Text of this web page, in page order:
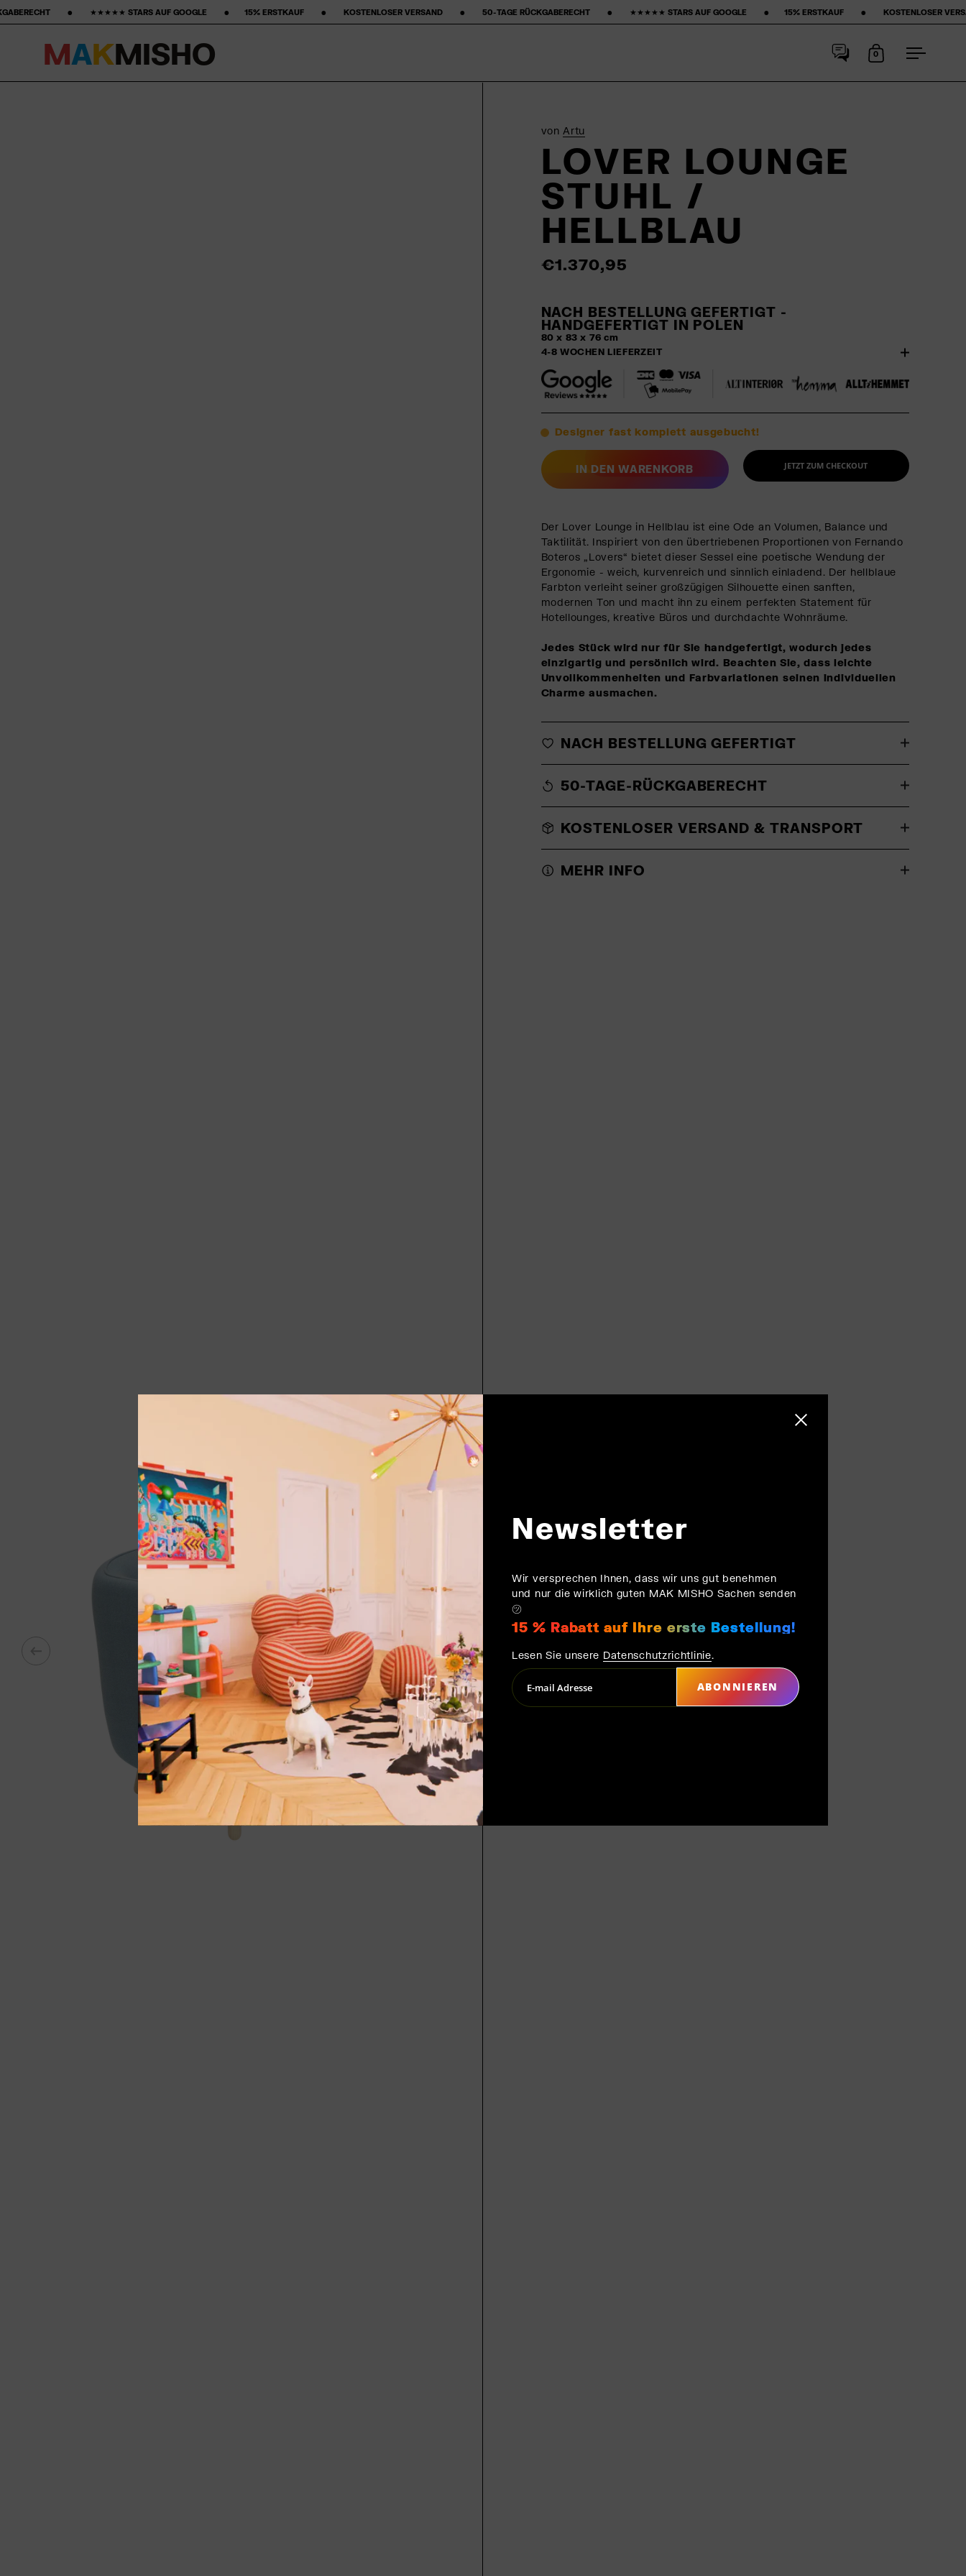
STARS AUF GOOGLE ‎ ‎ ‎ ‎ ‎ ‎ ‎ •‎ 15% ERSTKAUF‎ ‎ ‎ ‎ ‎ ‎ ‎ ‎ •‎ ‎ ‎ ‎ ‎ ‎ ‎ ‎ KOSTENLOSER VERSAND ‎ ‎ ‎ ‎ ‎ ‎ ‎ •‎ ‎ ‎ ‎ ‎ ‎ ‎ ‎ 50-TAGE RÜCKGABERECHT ‎ ‎ ‎ ‎ ‎ ‎ ‎ •‎ ‎ ‎ ‎ ‎ ‎ ‎ ‎ ★★★★★ STARS AUF GOOGLE ‎ ‎ ‎ ‎ ‎ ‎ ‎ •‎ ‎ ‎ ‎ ‎ ‎ ‎ ‎15% ERSTKAUF‎ ‎ ‎ ‎ ‎ ‎ ‎ ‎ •‎ ‎ ‎ ‎ ‎ ‎ ‎ ‎ KOSTENLOSER VERSAND ‎ ‎ ‎ ‎ ‎ ‎ ‎ •‎ ‎ ‎ ‎ ‎ ‎ ‎ ‎ 50-
MAKMISHO Warenkorb
0
Menu
von Artu
LOVER LOUNGE
STUHL /
HELLBLAU
€1.370,95
NACH BESTELLUNG GEFERTIGT -
HANDGEFERTIGT IN POLEN
80 x 83 x 76 cm
4-8 WOCHEN LIEFERZEIT
Designer fast komplett ausgebucht!
IN DEN WARENKORB JETZT ZUM CHECKOUT
Der Lover Lounge in Hellblau ist eine Ode an Volumen, Balance und
Taktilität. Inspiriert von den übertriebenen Proportionen von Fernando
Boteros „Lovers“ bietet dieser Sessel eine poetische Wendung der
Ergonomie - weich, kurvenreich und sinnlich einladend. Der hellblaue
Farbton verleiht seiner großzügigen Silhouette einen sanften,
modernen Ton und macht ihn zu einem perfekten Statement für
Hotellounges, kreative Büros und durchdachte Wohnräume.
Jedes Stück wird nur für Sie handgefertigt, wodurch jedes
einzigartig und persönlich wird. Beachten Sie, dass leichte
Unvollkommenheiten und Farbvariationen seinen individuellen
Charme ausmachen.
NACH BESTELLUNG GEFERTIGT
50-TAGE-RÜCKGABERECHT
KOSTENLOSER VERSAND & TRANSPORT
MEHR INFO
Newsletter
Wir versprechen Ihnen, dass wir uns gut benehmen
und nur die wirklich guten MAK MISHO Sachen senden
㋡
15 % Rabatt auf Ihre erste Bestellung!
Lesen Sie unsere Datenschutzrichtlinie.
ABONNIEREN
Schließen menu